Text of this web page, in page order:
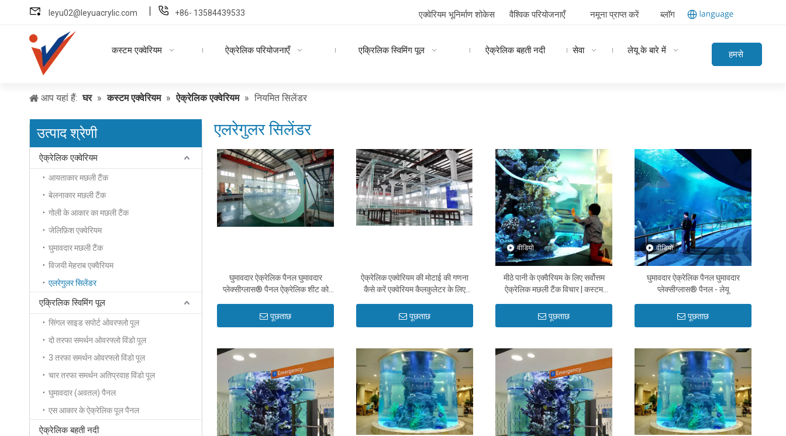
leyu02@leyuacrylic.com +86- 13584439533 एक्वेरियम भूनिर्माण शोकेस वैश्विक परियोजनाएँ नमूना प्राप्त करें ब्लॉग
कस्टम एक्वेरियम ऐक्रेलिक परियोजनाएँ एक्रिलिक स्विमिंग पूल ऐक्रेलिक बहती नदी सेवा लेयू के बारे में हमसे
आप यहां हैं: घर » कस्टम एक्वेरियम » ऐक्रेलिक एक्वेरियम » नियमित सिलेंडर
उत्पाद श्रेणी
ऐक्रेलिक एक्वेरियम
आयताकार मछली टैंक
बेलनाकार मछली टैंक
गोली के आकार का मछली टैंक
जेलिफ़िश एक्वेरियम
घुमावदार मछली टैंक
विजयी मेहराब एक्वैरियम
एलरेगुलर सिलेंडर
एक्रिलिक स्विमिंग पूल
सिंगल साइड सपोर्ट ओवरफ्लो पूल
दो तरफा समर्थन ओवरफ्लो विंडो पूल
3 तरफा समर्थन ओवरफ्लो विंडो पूल
चार तरफा समर्थन अतिप्रवाह विंडो पूल
घुमावदार (अवतल) पैनल
एस आकार के ऐक्रेलिक पूल पैनल
ऐक्रेलिक बहती नदी
एलरेगुलर सिलेंडर
घुमावदार ऐक्रेलिक पैनल घुमावदार
प्लेक्सीग्लास® पैनल ऐक्रेलिक शीट को
पूछताछ
ऐक्रेलिक एक्वेरियम की मोटाई की गणना
कैसे करें एक्वेरियम कैलकुलेटर के लिए
पूछताछ
वीडियो
मीठे पानी के एक्वैरियम के लिए सर्वोत्तम
ऐक्रेलिक मछली टैंक विचार | कस्टम
पूछताछ
वीडियो
घुमावदार ऐक्रेलिक पैनल घुमावदार
प्लेक्सीग्लास® पैनल - लेयू
पूछताछ